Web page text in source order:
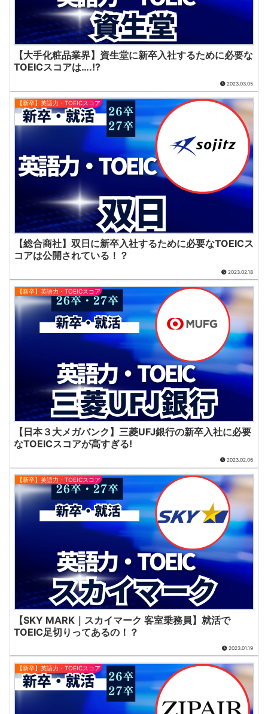
【大手化粧品業界】資生堂に新卒入社するために必要な
TOEICスコアは….!?
2023.03.05
【新卒】英語力・TOEICスコア
【総合商社】双日に新卒入社するために必要なTOEICス
コアは公開されている！？
2023.02.18
【新卒】英語力・TOEICスコア
【日本３大メガバンク】三菱UFJ銀行の新卒入社に必要
なTOEICスコアが高すぎる!
2023.02.06
【新卒】英語力・TOEICスコア
【SKY MARK｜スカイマーク 客室乗務員】就活で
TOEIC足切りってあるの！？
2023.01.19
【新卒】英語力・TOEICスコア